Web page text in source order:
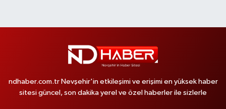
ndhaber.com.tr Nevşehir'in etkileşimi ve erişimi en yüksek haber
sitesi güncel, son dakika yerel ve özel haberler ile sizlerle